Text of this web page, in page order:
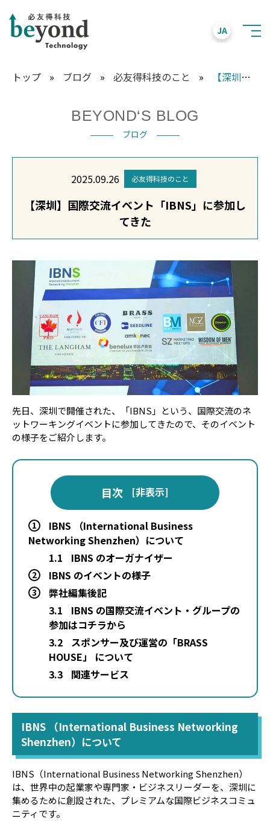
JA
トップ » ブログ » 必友得科技のこと » 【深圳】国際交流イベント「IBNS」に参加してきた
BEYOND‘S BLOG
ブログ
2025.09.26 必友得科技のこと
【深圳】国際交流イベント「IBNS」に参加し
てきた
先日、深圳で開催された、「IBNS」という、国際交流のネ
ットワーキングイベントに参加してきたので、そのイベント
の様子をご紹介します。
目次 [非表示]
1
IBNS （International Business
Networking Shenzhen）について
1.1
IBNS のオーガナイザー
2 IBNS のイベントの様子
3
弊社編集後記
3.1
IBNS の国際交流イベント・グループの
参加はコチラから
3.2
スポンサー及び運営の「BRASS
HOUSE」 について
3.3
関連サービス
IBNS （International Business Networking
Shenzhen）について
IBNS（International Business Networking Shenzhen）
は、世界中の起業家や専門家・ビジネスリーダーを、深圳に
集めるために創設された、プレミアムな国際ビジネスコミュ
ニティです。